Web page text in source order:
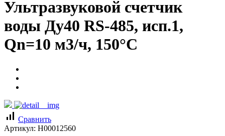
Ультразвуковой счетчик
воды Ду40 RS-485, исп.1,
Qn=10 м3/ч, 150°C
signal_cellular_alt Сравнить
Артикул: Н00012560